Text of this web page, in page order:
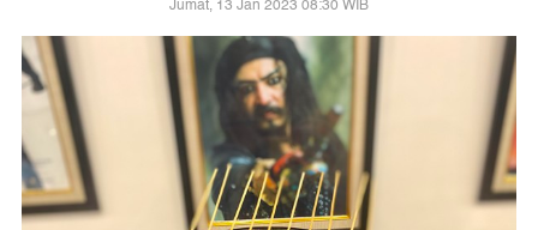
Jumat, 13 Jan 2023 08:30 WIB